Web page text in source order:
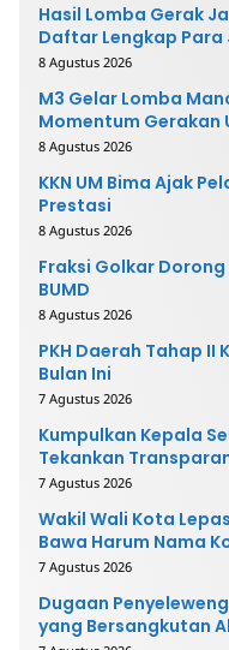
Hasil Lomba Gerak
Daftar Lengkap Para
8 Agustus 2026
M3 Gelar Lomba
Momentum Gerakan
8 Agustus 2026
KKN UM Bima Ajak
Prestasi
8 Agustus 2026
Fraksi Golkar
BUMD
8 Agustus 2026
PKH Daerah Tahap
Bulan Ini
7 Agustus 2026
Kumpulkan Kepala
Tekankan
7 Agustus 2026
Wakil Wali Kota
Bawa Harum Nama
7 Agustus 2026
Dugaan
yang Bersangkutan